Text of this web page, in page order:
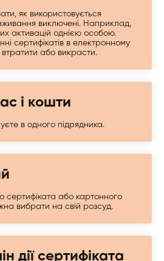
як використовується
виключені. Наприклад,
активацій однією особою.
сертифікатів в електронному
втратити або викрасти.
і кошти
в одного підрядника.
сертифіката або картонного
вибрати на свій розсуд.
дії сертифіката